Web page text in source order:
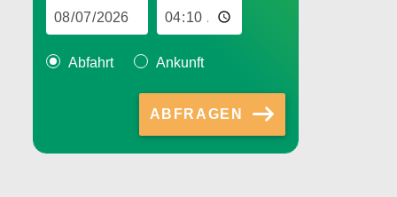
Abfahrt Ankunft
ABFRAGEN